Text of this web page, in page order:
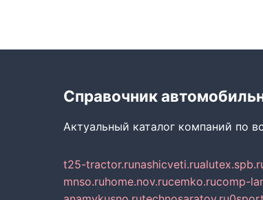
Справочник
Актуальный каталог компаний по
t25-tractor.runashicveti.ru
mnso.ruhome.nov.rucemko.rucomp-